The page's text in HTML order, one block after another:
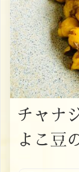
チャナ
よこ豆